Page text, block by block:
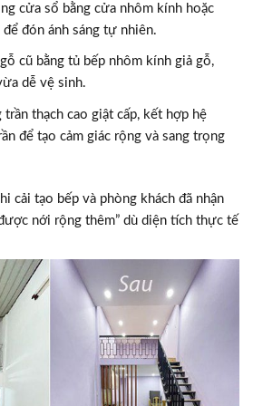
cửa sổ bằng cửa nhôm kính hoặc
đón ánh sáng tự nhiên.
gỗ cũ bằng tủ bếp nhôm kính giả gỗ,
dễ vệ sinh.
trần thạch cao giật cấp, kết hợp hệ
để tạo cảm giác rộng và sang trọng
cải tạo bếp và phòng khách đã nhận
nới rộng thêm” dù diện tích thực tế